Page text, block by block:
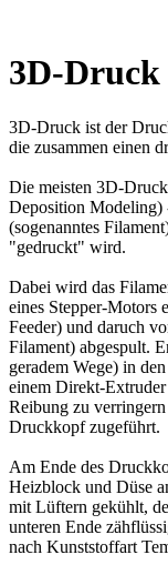
3D-
3D-Druck ist der
die zusammen einen
Die meisten 3D-
Deposition Modeling)
(sogenanntes
"gedruckt" wird.
Dabei wird das
eines Stepper-Motors
Feeder) und daruch
Filament) abgespult.
geradem Wege) in
einem Direkt-
Reibung zu
Druckkopf zugeführt.
Am Ende des
Heizblock und Düse
mit Lüftern gekühlt,
unteren Ende
nach Kunststoffart